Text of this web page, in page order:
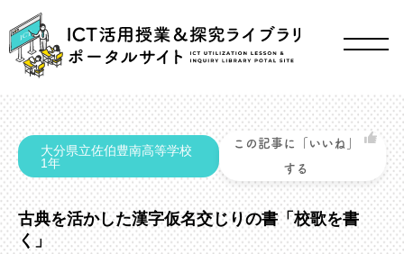
大分県立佐伯豊南高等学校
1年
この記事に「いいね」
する
古典を活かした漢字仮名交じりの書「校歌を書
く」